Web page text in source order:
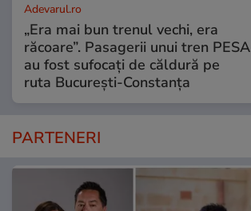
Adevarul.ro
„Era mai bun trenul vechi, era
răcoare”. Pasagerii unui tren PESA
au fost sufocați de căldură pe
ruta București-Constanța
PARTENERI